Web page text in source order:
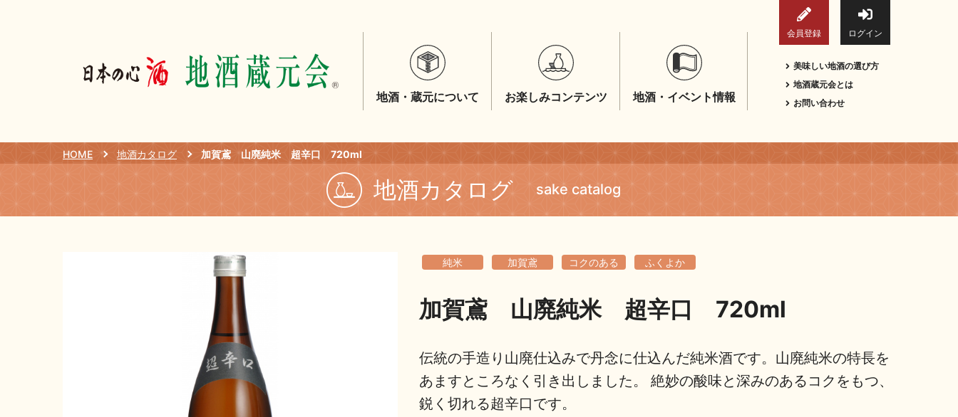
会員登録 ログイン
地酒・蔵元について お楽しみコンテンツ 地酒・イベント情報
美味しい地酒の選び方
地酒蔵元会とは
お問い合わせ
HOME 地酒カタログ 加賀鳶 山廃純米 超辛口 720ml
地酒カタログ sake catalog
純米 加賀鳶 コクのある ふくよか
加賀鳶 山廃純米 超辛口 720ml
伝統の手造り山廃仕込みで丹念に仕込んだ純米酒です。山廃純米の特長を
あますところなく引き出しました。 絶妙の酸味と深みのあるコクをもつ、
鋭く切れる超辛口です。